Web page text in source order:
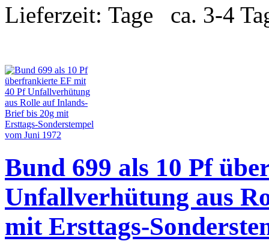
Lieferzeit: ca. 3-4
Bund 699 als 10 Pf
Unfallverhütung aus
mit Ersttags-